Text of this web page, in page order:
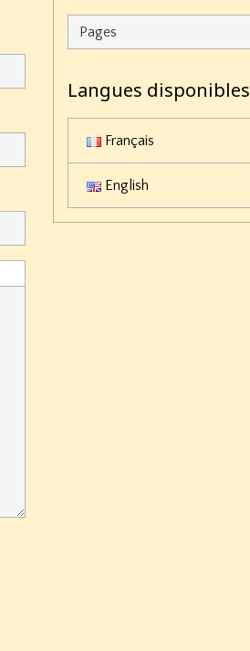
Langues disponibles
Français
English